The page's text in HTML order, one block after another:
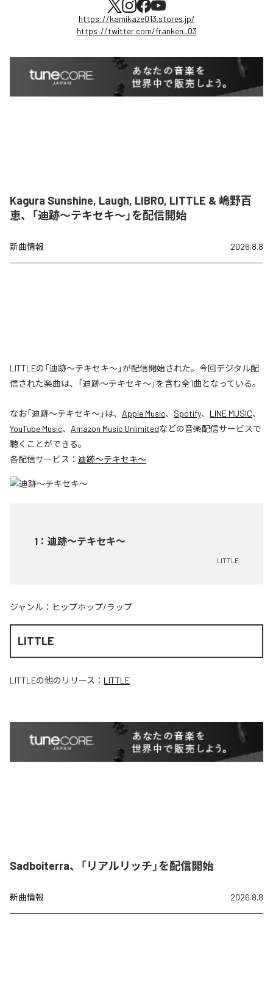
https://kamikaze013.stores.jp/
https://twitter.com/franken_03
Kagura Sunshine, Laugh, LIBRO, LITTLE & 嶋野百
恵、「迪跡〜テキセキ〜」を配信開始
新曲情報 2026.8.8
LITTLEの「迪跡〜テキセキ〜」が配信開始された。今回デジタル配
信された楽曲は、「迪跡〜テキセキ〜」を含む全1曲となっている。
なお「迪跡〜テキセキ〜」は、 Apple Music、 Spotify、 LINE MUSIC、
YouTube Music、 Amazon Music Unlimitedなどの音楽配信サービスで
聴くことができる。
各配信サービス： 迪跡〜テキセキ〜
1 ： 迪跡〜テキセキ〜
LITTLE
ジャンル： ヒップホップ/ラップ
LITTLE
LITTLEの他のリリース： LITTLE
Sadboiterra、「リアルリッチ」を配信開始
新曲情報 2026.8.8